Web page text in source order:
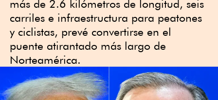
más de 2.6 kilómetros de longitud, seis
carriles e infraestructura para peatones
y ciclistas, prevé convertirse en el
puente atirantado más largo de
Norteamérica.